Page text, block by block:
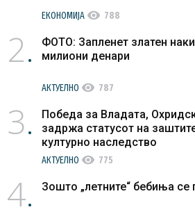
ЕКОНОМИЈА visibility 788
2
ФОТО: Запленет златен
милиони денари
АКТУЕЛНО visibility 787
3
Победа за Владата,
задржа статусот на
културно наследство
АКТУЕЛНО visibility 775
4 Зошто „летните“ бебиња се